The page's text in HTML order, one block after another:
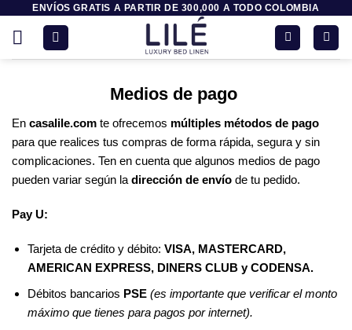
contenido
ENVÍOS GRATIS A PARTIR DE 300,000 A TODO COLOMBIA
Medios de pago
En casalile.com te ofrecemos múltiples métodos de pago
para que realices tus compras de forma rápida, segura y sin
complicaciones. Ten en cuenta que algunos medios de pago
pueden variar según la dirección de envío de tu pedido.
Pay U:
Tarjeta de crédito y débito: VISA, MASTERCARD,
AMERICAN EXPRESS, DINERS CLUB y CODENSA.
Débitos bancarios PSE (es importante que verificar el monto
máximo que tienes para pagos por internet).